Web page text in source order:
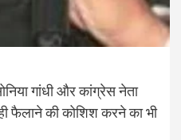
गांधी और कांग्रेस नेता
फैलाने की कोशिश करने का भी